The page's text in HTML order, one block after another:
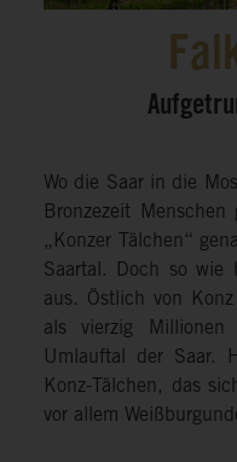
Wo die Saar in die
Bronzezeit
„Konzer Tälchen“
Saartal. Doch so wie
aus. Östlich von
als vierzig
Umlauftal der Saar.
Konz-Tälchen, das
vor allem